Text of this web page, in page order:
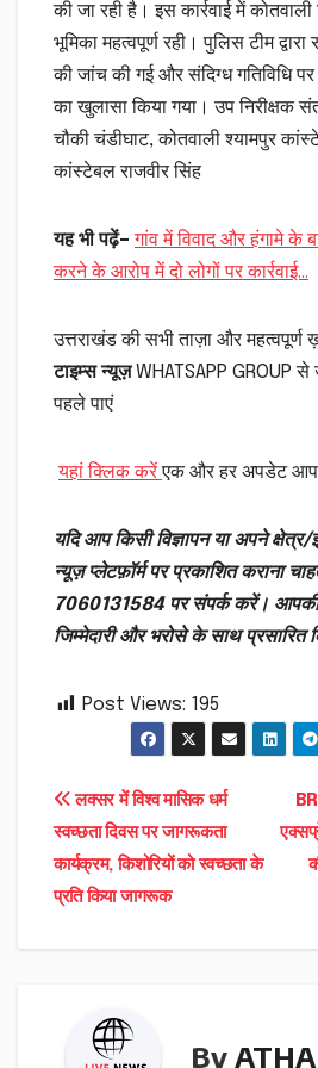
की जा रही है। इस कार्रवाई में
भूमिका महत्वपूर्ण रही। पुलिस टीम
की जांच की गई और संदिग्ध गतिविधि पर
का खुलासा किया गया। उप निरीक्षक
चौकी चंडीघाट, कोतवाली श्यामपुर
कांस्टेबल राजवीर सिंह
यह भी पढ़ें– गांव में विवाद और हंगामे के
करने के आरोप में दो लोगों पर कार्रवाई…
उत्तराखंड की सभी ताज़ा और महत्वपूर्ण
टाइम्स न्यूज़WHATSAPP GROUP
पहले पाएं
यहां क्लिक करेंएक और हर अपडेट
यदि आप किसी विज्ञापन या अपने
न्यूज़ प्लेटफ़ॉर्म पर प्रकाशित कराना
7060131584 पर संपर्क करें। आपकी
जिम्मेदारी और भरोसे के साथ प्रसारित
Post Views: 195
Post
navigation
लक्सर में विश्व मासिक धर्म
स्वच्छता दिवस पर जागरूकता
कार्यक्रम, किशोरियों को स्वच्छता के
प्रति किया जागरूक
By